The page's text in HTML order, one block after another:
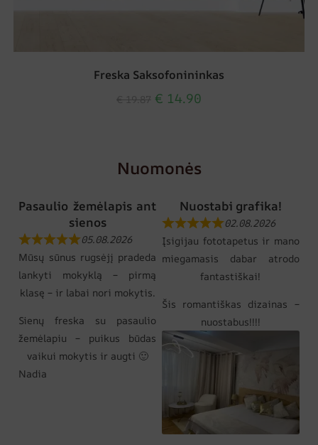
Freska Saksofonininkas
€ 14.90
Nuomonės
Pasaulio žemėlapis ant
sienos
05.08.2026
Mūsų sūnus rugsėjį pradeda
lankyti mokyklą – pirmą
klasę – ir labai nori mokytis.
Sienų freska su pasaulio
žemėlapiu – puikus būdas
vaikui mokytis ir augti 🙂
Nadia
Nuostabi grafika!
02.08.2026
Įsigijau fototapetus ir mano
miegamasis dabar atrodo
fantastiškai!
Šis romantiškas dizainas –
nuostabus!!!!